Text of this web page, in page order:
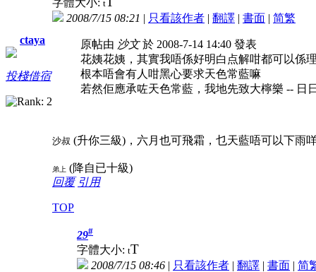
ctaya
投棧借宿
t
2008/7/15 08:21 | 只看該作者 | 翻譯 | 書面 | 简繁
原帖由 沙文於 2008-7-14 14:40 發表
花姨花姨，其實我唔係好明白点解咁都可以係
根本唔會有人咁黑心要求天色常藍嘛
若然佢應承咗天色常藍，我地先致大檸樂 -- 日
沙叔 (升你三級)，六月也可飛霜，乜天藍唔可以下雨
弟上 (降自已十級)
回覆 引用
TOP
29#
字體大小: tT
2008/7/15 08:46 | 只看該作者 | 翻譯 | 書面 | 简